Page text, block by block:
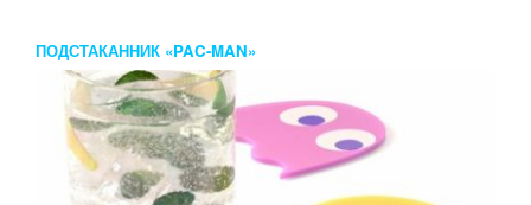
ПОДСТАКАННИК «PAC-MAN»